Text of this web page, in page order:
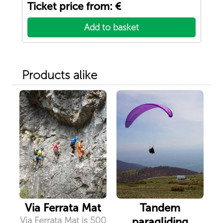
Ticket price from: €
Add to basket
Products alike
Via Ferrata Mat
Via Ferrata Mat is 500
Tandem